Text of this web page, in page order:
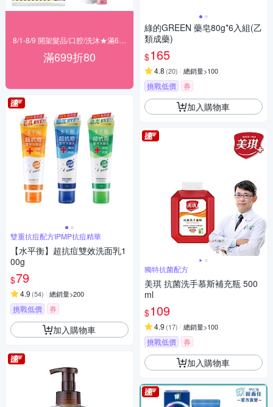
滿699折80
雙重抗痘配方IPMP抗痘精華
【水平衡】超抗痘雙效洗面乳1
00g
$79
4.9 (54) 總銷量>200
挑戰低價 券
加入購物車
綠的GREEN 藥皂80g*6入組(乙
類成藥)
$165
4.8 (20) 總銷量>100
挑戰低價 券
加入購物車
獨特抗菌配方
美琪 抗菌洗手慕斯補充瓶 500
ml
$109
4.9 (17) 總銷量>100
挑戰低價 券
加入購物車